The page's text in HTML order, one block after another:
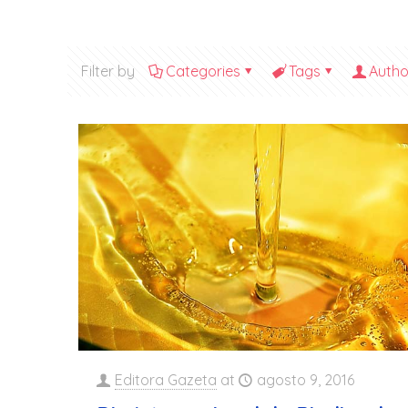
Filter by Categories Tags
Editora Gazeta at agosto 9, 2016